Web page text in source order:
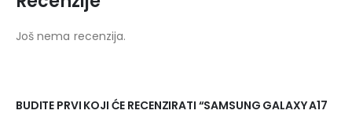
Još nema recenzija.
BUDITE PRVI KOJI ĆE RECENZIRATI “SAMSUNG GALAXY A17